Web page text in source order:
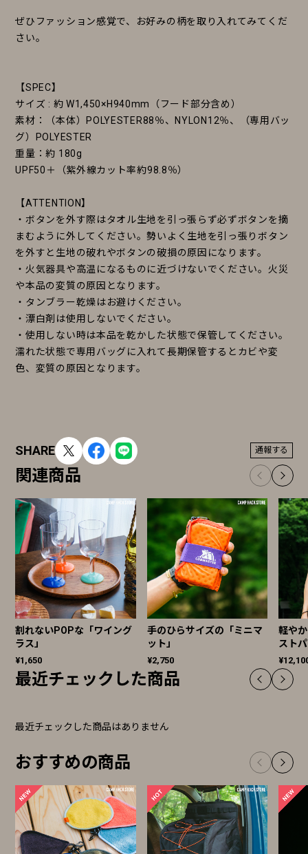
ぜひファッション感覚で、お好みの柄を取り入れてみてくだ
さい。
【SPEC】
サイズ : 約 W1,450×H940mm（フード部分含め）
素材：（本体）POLYESTER88％、NYLON12％、（専用バッ
グ）POLYESTER
重量：約 180g
UPF50＋（紫外線カット率約98.8％）
【ATTENTION】
・ボタンを外す際はタオル生地を引っ張らず必ずボタンを摘
まむように外してください。勢いよく生地を引っ張りボタン
を外すと生地の破れやボタンの破損の原因になります。
・火気器具や高温になるものに近づけないでください。火災
や本品の変質の原因となります。
・タンブラー乾燥はお避けください。
・漂白剤は使用しないでください。
・使用しない時は本品を乾かした状態で保管してください。
濡れた状態で専用バッグに入れて長期保管するとカビや変
色、変質の原因となります。
SHARE 通報する
関連商品
割れないPOPな「ワイング
ラス」
¥1,650
手のひらサイズの「ミニマ
ット」
¥2,750
軽や
スト
最近チェックした商品
最近チェックした商品はありません
おすすめの商品